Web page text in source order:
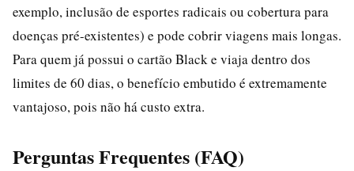
exemplo, inclusão de esportes radicais ou cobertura para
doenças pré-existentes) e pode cobrir viagens mais longas.
Para quem já possui o cartão Black e viaja dentro dos
limites de 60 dias, o benefício embutido é extremamente
vantajoso, pois não há custo extra.
Perguntas Frequentes (FAQ)